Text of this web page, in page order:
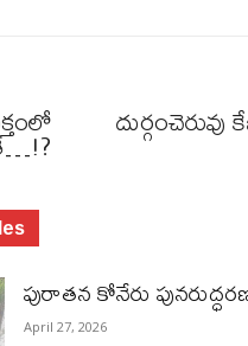
దుర్గంచెరువు
పురాత‌న కోనేరు
April 27, 2026